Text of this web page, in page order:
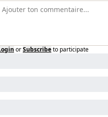
orSubscribeto participate